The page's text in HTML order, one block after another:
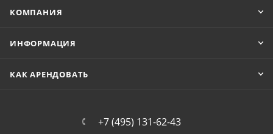
КОМПАНИЯ
ИНФОРМАЦИЯ
КАК АРЕНДОВАТЬ
+7 (495) 131-62-43